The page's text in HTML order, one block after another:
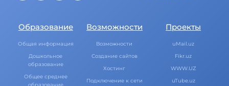
Образование
Общая информация
Дошкольное
образование
Общее среднее
образование
Возможности
Возможности
Создание сайтов
Хостинг
Подключение к сети
Проекты
uMail.uz
Fikr.uz
WWW.UZ
uTube.uz